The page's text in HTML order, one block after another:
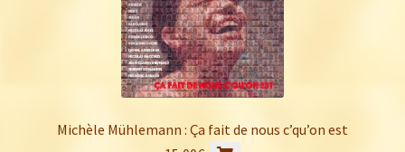
12,00€Les
options
peuvent
être
choisies
sur
Michèle Mühlemann : Ça fait de nous c’qu’on est